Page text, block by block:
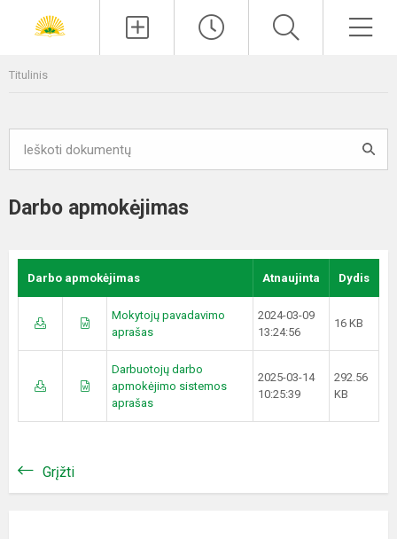
Titulinis
Darbo apmokėjimas
Darbo apmokėjimas Atnaujinta Dydis
Mokytojų pavadavimo
aprašas
2024-03-09
13:24:56
16 KB
Darbuotojų darbo
apmokėjimo sistemos
aprašas
2025-03-14
10:25:39
292.56
KB
Grįžti